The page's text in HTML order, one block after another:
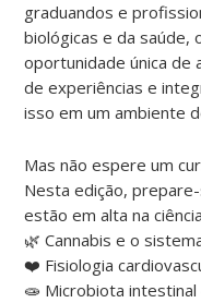
graduandos e
biológicas e da saúde,
oportunidade única de
de experiências e
isso em um ambiente
Mas não espere um
Nesta edição,
estão em alta na
🌿 Cannabis e o
❤️ Fisiologia
🧫 Microbiota